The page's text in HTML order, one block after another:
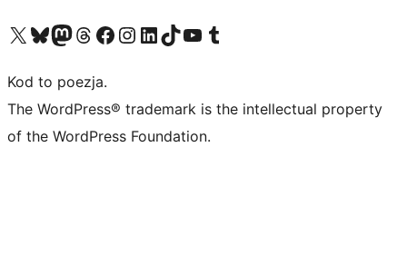
Odwiedź nasze konto X (dawniej Twitter)
Odwiedź nasze konto Bluesky
Odwiedź nasze konto na Mastodoncie
Odwiedź naszego Threadsa
Odwiedź naszego Facebooka
Odwiedź nasze konto na Instagramie
Odwiedź nasze konto na LinkedIn
Odwiedź naszego TikToka
Odwiedź nasz kanał YouTube
Odwiedź naszego Tumblra
Kod to poezja.
The WordPress® trademark is the intellectual property
of the WordPress Foundation.